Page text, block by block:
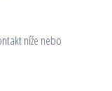
níže nebo